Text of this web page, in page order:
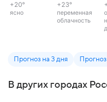
+20°
ясно
+23°
переменная
облачность
Прогноз на 3 дня
В других городах